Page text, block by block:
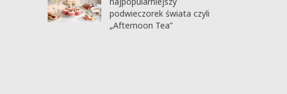
podwieczorek świata czyli
„Afternoon Tea”